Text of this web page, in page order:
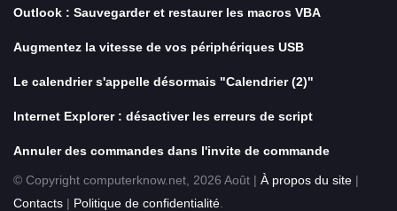
Outlook : Sauvegarder et restaurer les macros VBA
Augmentez la vitesse de vos périphériques USB
Le calendrier s'appelle désormais "Calendrier (2)"
Internet Explorer : désactiver les erreurs de script
Annuler des commandes dans l'invite de commande
© Copyright computerknow.net, 2026 Août | À propos du site |
Contacts | Politique de confidentialité